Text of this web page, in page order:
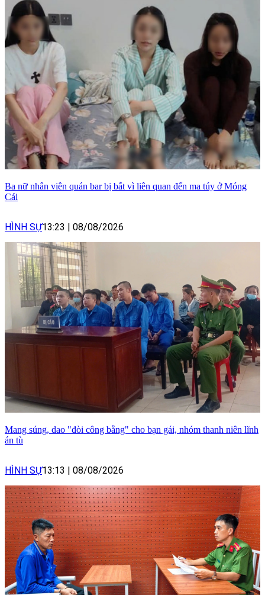
Ba nữ nhân viên quán bar bị bắt vì liên quan đến ma túy ở Móng
Cái
HÌNH SỰ13:23 | 08/08/2026
Mang súng, dao "đòi công bằng" cho bạn gái, nhóm thanh niên lĩnh
án tù
HÌNH SỰ13:13 | 08/08/2026